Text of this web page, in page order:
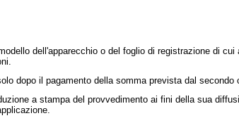
dell'apparecchio o del foglio di registrazione di
dopo il pagamento della somma prevista dal secondo
a stampa del provvedimento ai fini della sua